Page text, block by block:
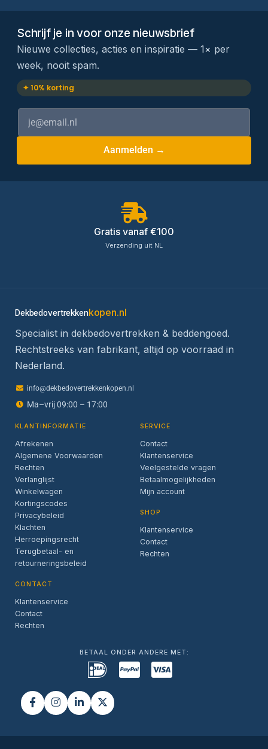
Schrijf je in voor onze nieuwsbrief
Nieuwe collecties, acties en inspiratie — 1× per
week, nooit spam.
✦ 10% korting
Aanmelden →
Gratis vanaf €100
Verzending uit NL
Dekbedovertrekkenkopen.nl
Specialist in dekbedovertrekken & beddengoed.
Rechtstreeks van fabrikant, altijd op voorraad in
Nederland.
info@dekbedovertrekkenkopen.nl
Ma–vrij 09:00 – 17:00
KLANTINFORMATIE
Afrekenen
Algemene Voorwaarden
Rechten
Verlanglijst
Winkelwagen
Kortingscodes
Privacybeleid
Klachten
Herroepingsrecht
Terugbetaal- en
retourneringsbeleid
CONTACT
Klantenservice
Contact
Rechten
SERVICE
Contact
Klantenservice
Veelgestelde vragen
Betaalmogelijkheden
Mijn account
SHOP
Klantenservice
Contact
Rechten
BETAAL ONDER ANDERE MET: